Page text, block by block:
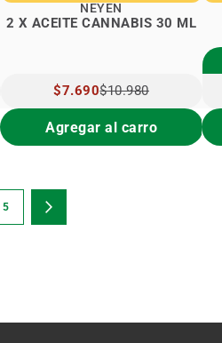
2 X ACEITE CANNABIS 30 ML
NEYEN
PRECIO
ESPECIAL
$7.690$10.980
Agregar al carro
5